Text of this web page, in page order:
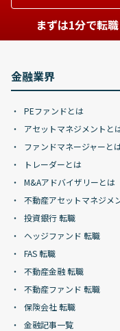
まずは1分で転
金融業界
PEファンドとは
アセットマネジメントと
ファンドマネージャーと
トレーダーとは
M&Aアドバイザリーとは
不動産アセットマネジメ
投資銀行 転職
ヘッジファンド 転職
FAS 転職
不動産金融 転職
不動産ファンド 転職
保険会社 転職
金融記事一覧